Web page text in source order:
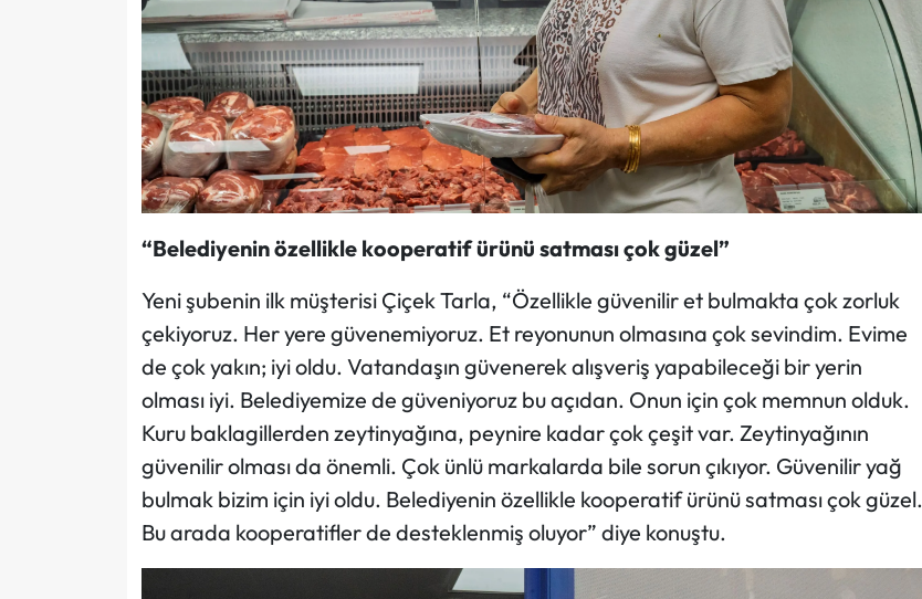
“Belediyenin özellikle kooperatif ürünü satması çok güzel”
Yeni şubenin ilk müşterisi Çiçek Tarla, “Özellikle güvenilir et bulmakta çok zorluk
çekiyoruz. Her yere güvenemiyoruz. Et reyonunun olmasına çok sevindim. Evime
de çok yakın; iyi oldu. Vatandaşın güvenerek alışveriş yapabileceği bir yerin
olması iyi. Belediyemize de güveniyoruz bu açıdan. Onun için çok memnun olduk.
Kuru baklagillerden zeytinyağına, peynire kadar çok çeşit var. Zeytinyağının
güvenilir olması da önemli. Çok ünlü markalarda bile sorun çıkıyor. Güvenilir yağ
bulmak bizim için iyi oldu. Belediyenin özellikle kooperatif ürünü satması çok güzel.
Bu arada kooperatifler de desteklenmiş oluyor” diye konuştu.